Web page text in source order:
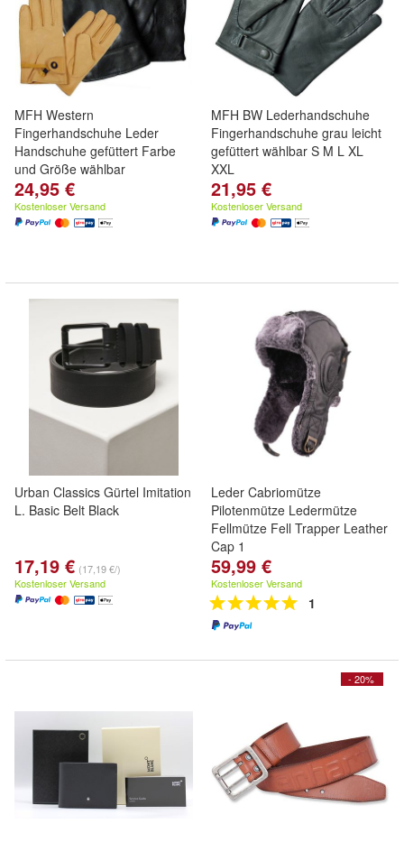
MFH Western
Fingerhandschuhe Leder
Handschuhe gefüttert Farbe
und Größe wählbar
24,95 €
Kostenloser Versand
MFH BW Lederhandschuhe
Fingerhandschuhe grau leicht
gefüttert wählbar S M L XL
XXL
21,95 €
Kostenloser Versand
Urban Classics Gürtel Imitation
L. Basic Belt Black
17,19 € (17,19 €/)
Kostenloser Versand
Leder Cabriomütze
Pilotenmütze Ledermütze
Fellmütze Fell Trapper Leather
Cap 1
59,99 €
Kostenloser Versand
1
- 20%